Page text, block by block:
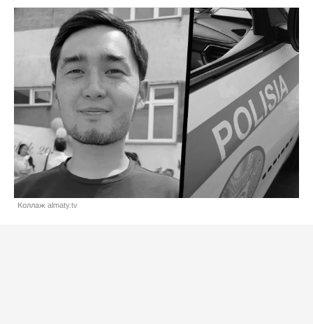
Коллаж almaty.tv